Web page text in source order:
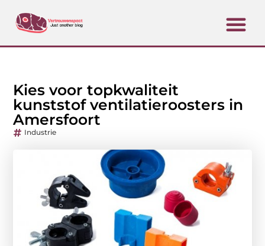
Kies voor topkwaliteit
kunststof ventilatieroosters in
Amersfoort
Industrie